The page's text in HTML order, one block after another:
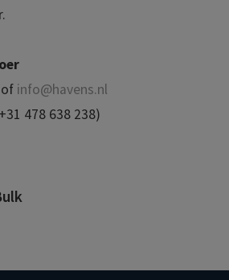
info@havens.nl
478 638 238)